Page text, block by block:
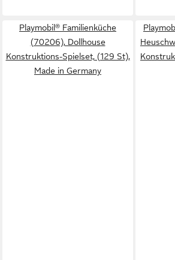
Playmobil® Familienküche
(70206), Dollhouse
Konstruktions-Spielset, (129 St),
Made in Germany